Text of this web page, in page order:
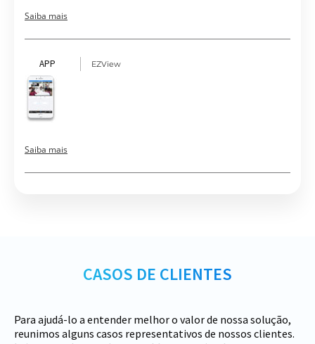
Saiba mais
APP EZView
Saiba mais
CASOS DE CLIENTES
Para ajudá-lo a entender melhor o valor de nossa solução,
reunimos alguns casos representativos de nossos clientes.